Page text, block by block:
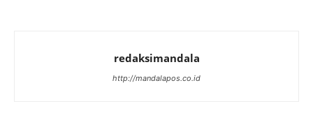
redaksimandala
http://mandalapos.co.id